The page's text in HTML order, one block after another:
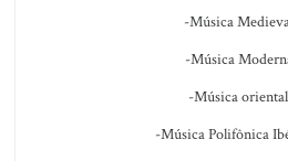
-Música
-Música
-Música oriental
-Música Polifônica